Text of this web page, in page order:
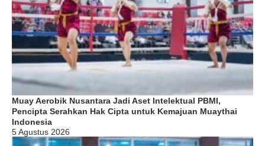
Muay Aerobik Nusantara Jadi Aset Intelektual PBMI,
Pencipta Serahkan Hak Cipta untuk Kemajuan Muaythai
Indonesia
5 Agustus 2026